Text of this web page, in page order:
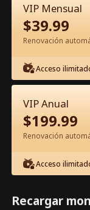
Episodio
Completa
1-50 51-82
34 35
VIP Mensual
$39.99
Renovación
Acceso
VIP Anual
$199.99
Renovación
Acceso
Recargar